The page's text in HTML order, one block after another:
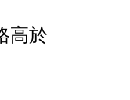
高於